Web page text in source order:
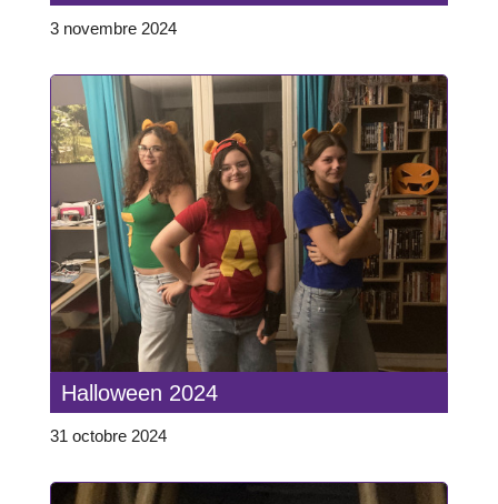
3 novembre 2024
Halloween 2024
31 octobre 2024